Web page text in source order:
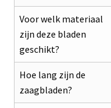
Voor welk materiaal
zijn deze bladen
geschikt?
Hoe lang zijn de
zaagbladen?